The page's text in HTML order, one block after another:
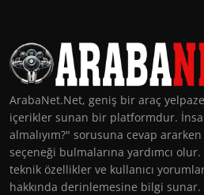
ArabaNet.Net, geniş bir araç
içerikler sunan bir platformdur.
almalıyım?" sorusuna cevap
seçeneği bulmalarına yardımcı
teknik özellikler ve kullanıcı
hakkında derinlemesine bilgi sunar.